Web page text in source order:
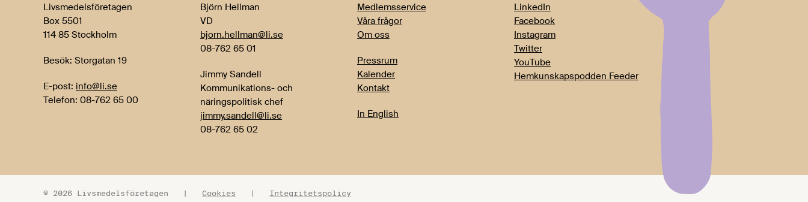
Livsmedelsföretagen
Box 5501
114 85 Stockholm
Besök: Storgatan 19
E-post: info@li.se
Telefon: 08-762 65 00
Björn Hellman
VD
bjorn.hellman@li.se
08-762 65 01
Jimmy Sandell
Kommunikations- och
näringspolitisk chef
jimmy.sandell@li.se
08-762 65 02
Medlemsservice
Våra frågor
Om oss
Pressrum
Kalender
Kontakt
In English
LinkedIn
Facebook
Instagram
Twitter
YouTube
Hemkunskapspodden Feeder
© 2026 Livsmedelsföretagen | Cookies | Integritetspolicy